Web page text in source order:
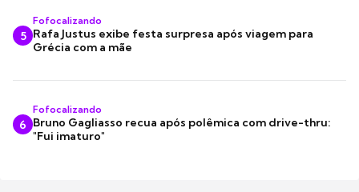
5
Fofocalizando
Rafa Justus exibe festa surpresa após viagem para
Grécia com a mãe
6
Fofocalizando
Bruno Gagliasso recua após polêmica com drive-thru:
"Fui imaturo"